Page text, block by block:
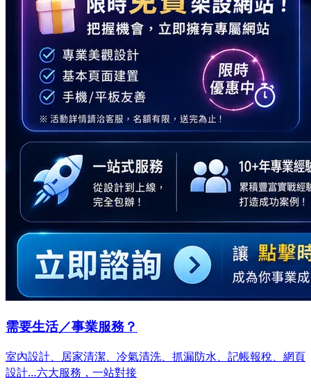
需要生活／事業服務？
室內設計、居家清潔、冷氣清洗、抓漏防水、記帳報稅、網頁
設計…六大服務，一站對接